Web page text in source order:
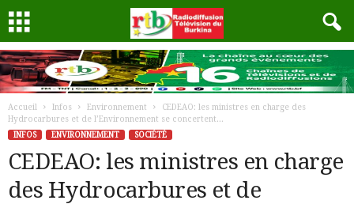
Accueil Infos Environnement
CEDEAO: les ministres en charge des
Hydrocarbures et de l’Environnement se concertent...
INFOS
ENVIRONNEMENT SOCIÉTÉ
CEDEAO: les ministres en charge
des Hydrocarbures et de